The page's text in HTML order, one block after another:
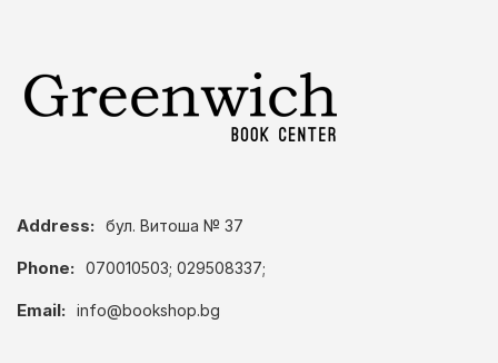
Address: бул. Витоша № 37
Phone: 070010503; 029508337;
Email: info@bookshop.bg